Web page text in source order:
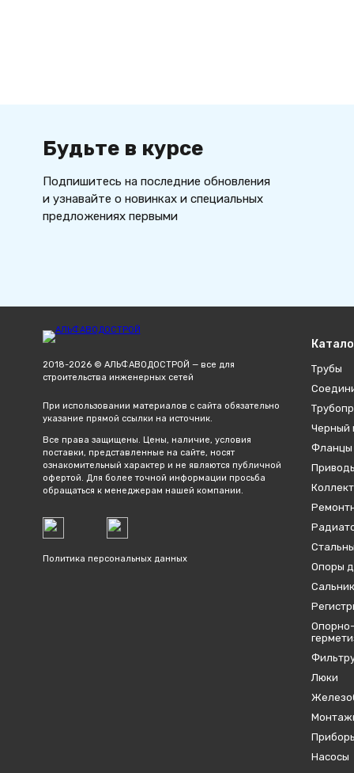
Будьте в курсе
Подпишитесь на последние обновления
и узнавайте о новинках и специальных
предложениях первыми
2018-2026 © АЛЬФАВОДОСТРОЙ — все для
строительства инженерных сетей
При использовании материалов с сайта обязательно
указание прямой ссылки на источник.
Все права защищены. Цены, наличие, условия
поставки, представленные на сайте, носят
ознакомительный характер и не являются публичной
офертой. Для более точной информации просьба
обращаться к менеджерам нашей компании.
Политика персональных данных
Трубы
Черный
Фланцы
Опоры
Люки
Насосы